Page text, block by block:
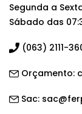
Segunda a
Sábado das
(063) 2111-
Orçamento:
Sac: